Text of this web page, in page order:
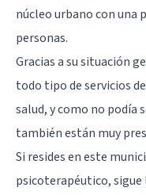
núcleo urbano con una
personas.
Gracias a su situación
todo tipo de servicios
salud, y como no podía
también están muy
Si resides en este
psicoterapéutico, sigue